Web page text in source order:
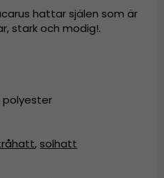
hattar själen som är
stark och modig!.
polyester
, solhatt